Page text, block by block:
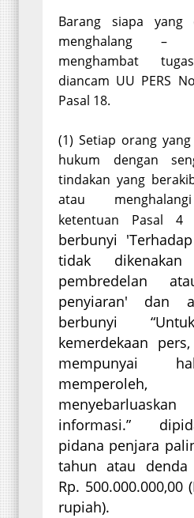
Barang siapa yang
menghalang –
menghambat
diancam UU PERS
Pasal 18.
(1) Setiap orang
hukum dengan
tindakan yang
atau
ketentuan Pasal 4
berbunyi
tidak dikenakan
pembredelan
penyiaran' dan
berbunyi
kemerdekaan
mempunyai
informasi.”
pidana penjara
tahun atau denda
Rp.
rupiah).